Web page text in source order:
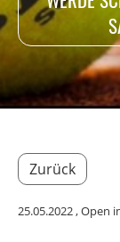
Zurück
25.05.2022, Open